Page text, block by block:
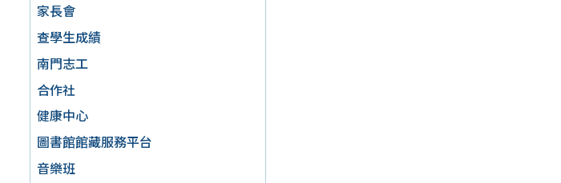
家長會
查學生成績
南門志工
合作社
健康中心
圖書館館藏服務平台
音樂班